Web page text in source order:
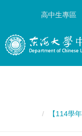
高中生專區
【114學